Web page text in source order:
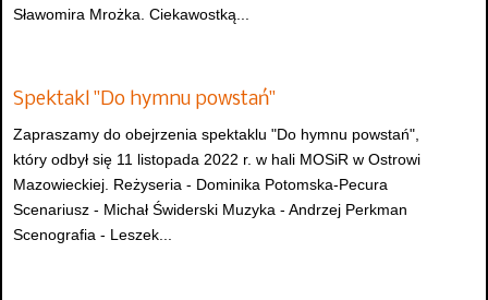
Sławomira Mrożka. Ciekawostką...
Spektakl "Do hymnu powstań"
Zapraszamy do obejrzenia spektaklu "Do hymnu powstań",
który odbył się 11 listopada 2022 r. w hali MOSiR w Ostrowi
Mazowieckiej. Reżyseria - Dominika Potomska-Pecura
Scenariusz - Michał Świderski Muzyka - Andrzej Perkman
Scenografia - Leszek...